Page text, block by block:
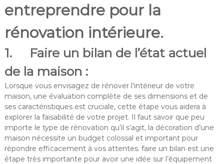
entreprendre pour la
rénovation intérieure.
1. Faire un bilan de l’état actuel
de la maison :
Lorsque vous envisagez de rénover l’intérieur de votre
maison, une évaluation complète de ses dimensions et de
ses caractéristiques est cruciale, cette étape vous aidera à
explorer la faisabilité de votre projet. Il faut savoir que peu
importe le type de rénovation qu’il s’agit, la décoration d’une
maison nécessite un budget colossal et important pour
répondre efficacement à vos attentes. faire un bilan est une
étape très importante pour avoir une idée sur l’équipement